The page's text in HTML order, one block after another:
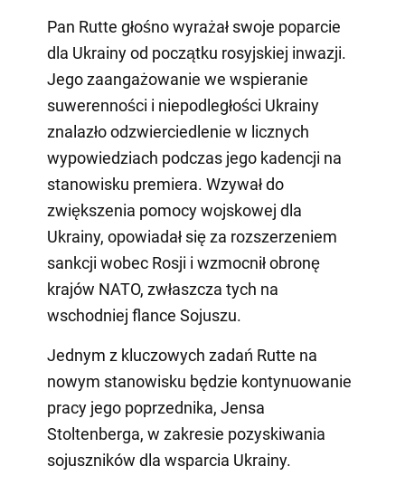
Pan Rutte głośno wyrażał swoje poparcie
dla Ukrainy od początku rosyjskiej inwazji.
Jego zaangażowanie we wspieranie
suwerenności i niepodległości Ukrainy
znalazło odzwierciedlenie w licznych
wypowiedziach podczas jego kadencji na
stanowisku premiera. Wzywał do
zwiększenia pomocy wojskowej dla
Ukrainy, opowiadał się za rozszerzeniem
sankcji wobec Rosji i wzmocnił obronę
krajów NATO, zwłaszcza tych na
wschodniej flance Sojuszu.
Jednym z kluczowych zadań Rutte na
nowym stanowisku będzie kontynuowanie
pracy jego poprzednika, Jensa
Stoltenberga, w zakresie pozyskiwania
sojuszników dla wsparcia Ukrainy.